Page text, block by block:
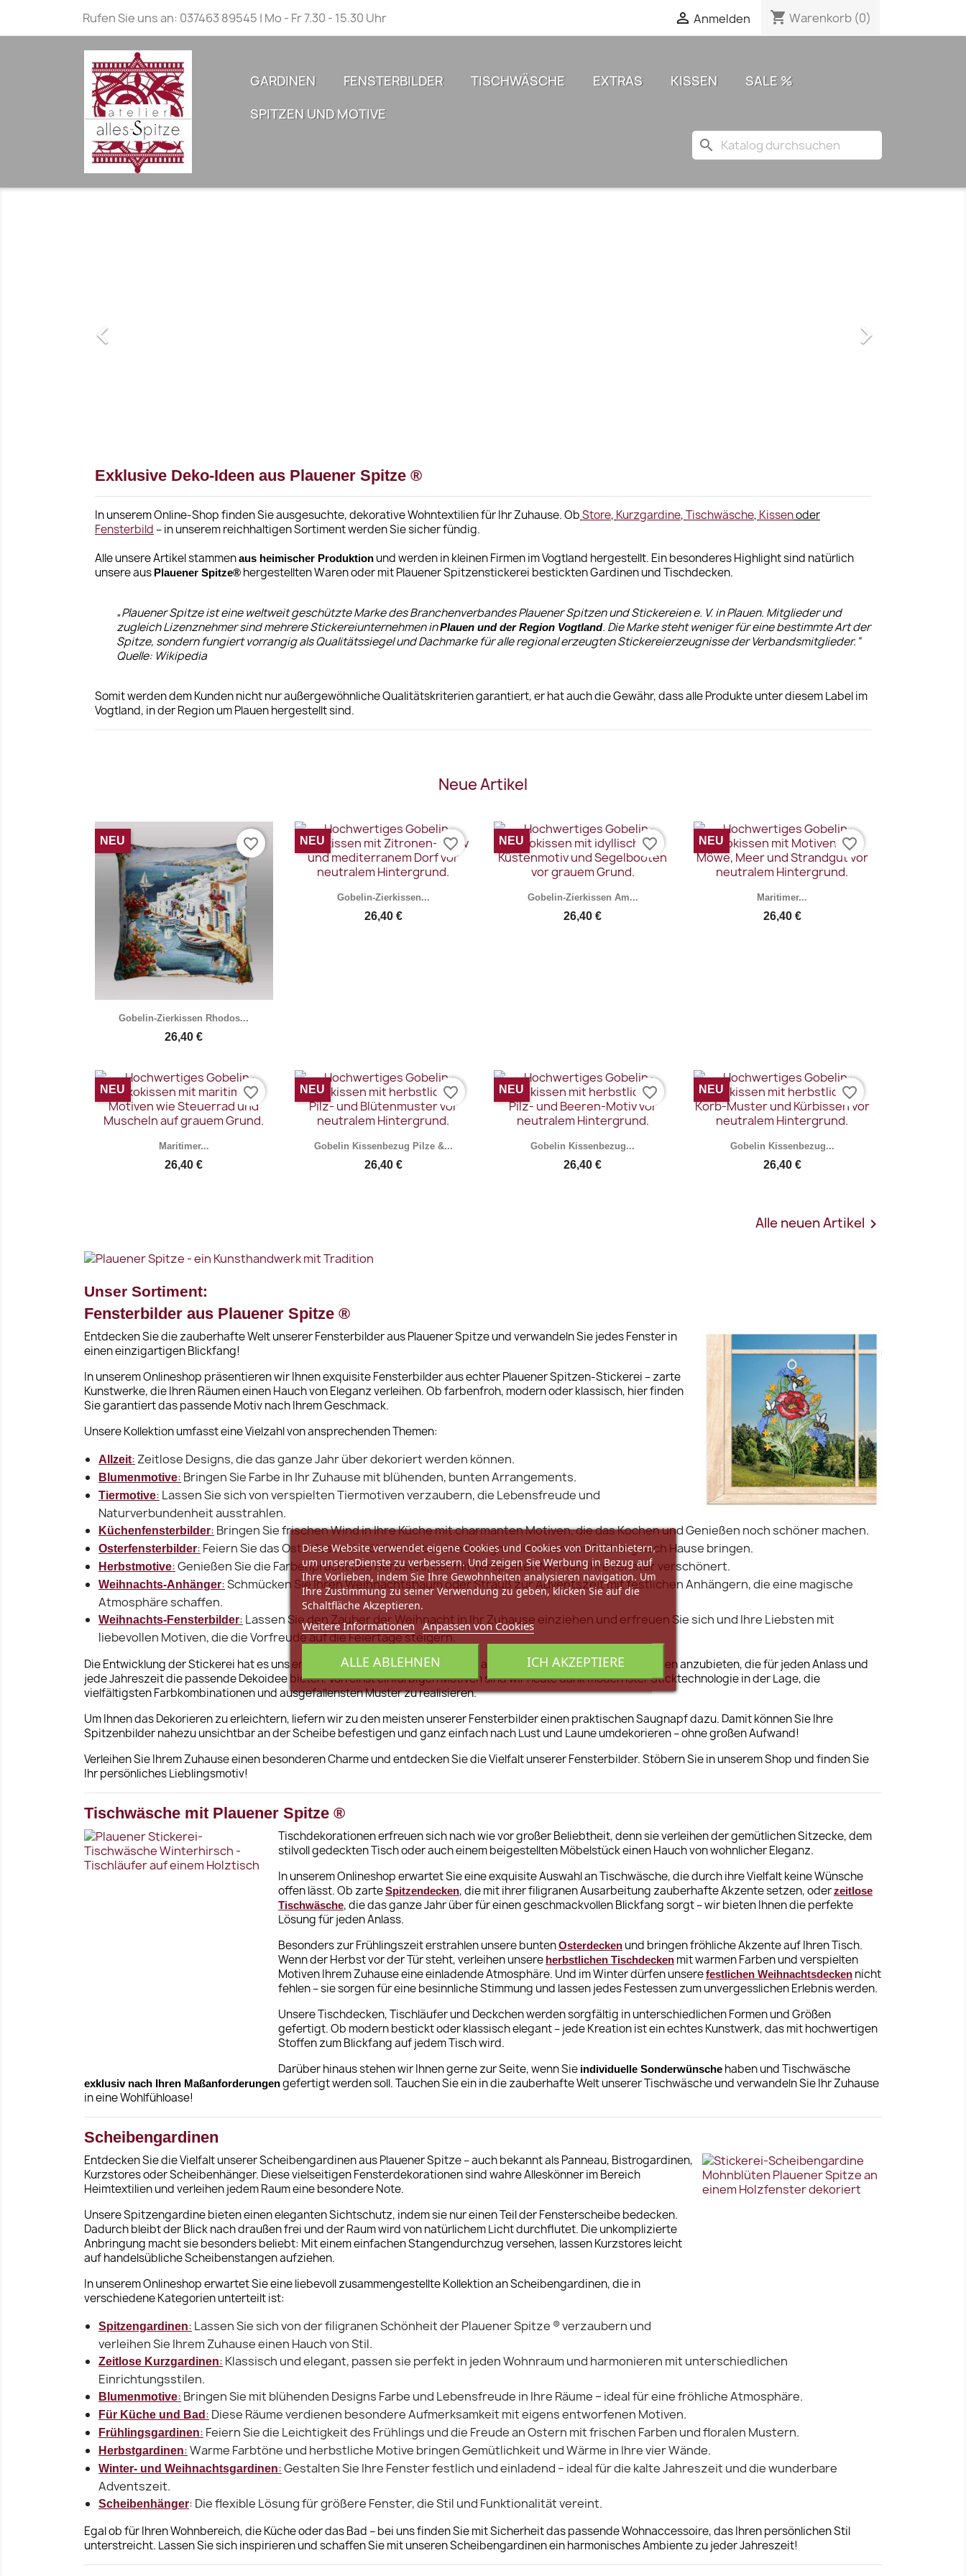
Rufen Sie uns an: 037463 89545 | Mo - Fr 7.30 - 15.30 Uhr  Anmelden shopping_cart Warenkorb (0)
GARDINEN FENSTERBILDER TISCHWÄSCHE EXTRAS KISSEN
SALE %
SPITZEN UND MOTIVE
search
 
Exklusive Deko-Ideen aus Plauener Spitze ®
In unserem Online-Shop finden Sie ausgesuchte, dekorative Wohntextilien für Ihr Zuhause. ObStore, Kurzgardine,Tischwäsche, Kissenoder
Fensterbild – in unserem reichhaltigen Sortiment werden Sie sicher fündig.
Alle unsere Artikel stammenaus heimischer Produktion und werden in kleinen Firmen im Vogtland hergestellt. Ein besonderes Highlight sind natürlich
unsere aus Plauener Spitze® hergestellten Waren oder mit Plauener Spitzenstickerei bestickten Gardinen und Tischdecken.
„Plauener Spitze ist eine weltweit geschützte Marke des Branchenverbandes Plauener Spitzen und Stickereien e. V. in Plauen. Mitglieder und
zugleich Lizenznehmer sind mehrere Stickereiunternehmen inPlauen und der Region Vogtland. Die Marke steht weniger für eine bestimmte Art der
Spitze, sondern fungiert vorrangig als Qualitätssiegel und Dachmarke für alle regional erzeugten Stickereierzeugnisse der Verbandsmitglieder.“
Quelle: Wikipedia
Somit werden dem Kunden nicht nur außergewöhnliche Qualitätskriterien garantiert, er hat auch die Gewähr, dass alle Produkte unter diesem Label im
Vogtland, in der Region um Plauen hergestellt sind.
Neue Artikel
Vorschau
Gobelin-Zierkissen Rhodos...
26,40 €
NEU favorite_border
Gobelin-Zierkissen...
26,40 €
NEU favorite_border
Gobelin-Zierkissen Am...
26,40 €
NEU favorite_border
Maritimer...
26,40 €
NEU favorite_border
Vorschau
Maritimer...
26,40 €
NEU favorite_border
Vorschau
Gobelin Kissenbezug Pilze &...
26,40 €
NEU favorite_border
Gobelin Kissenbezug...
26,40 €
NEU favorite_border
Gobelin Kissenbezug...
26,40 €
NEU favorite_border
Alle neuen Artikel 
Unser Sortiment:
Fensterbilder aus Plauener Spitze ®
Entdecken Sie die zauberhafte Welt unserer Fensterbilder aus Plauener Spitze und verwandeln Sie jedes Fenster in
einen einzigartigen Blickfang!
In unserem Onlineshop präsentieren wir Ihnen exquisite Fensterbilder aus echter Plauener Spitzen-Stickerei – zarte
Kunstwerke, die Ihren Räumen einen Hauch von Eleganz verleihen. Ob farbenfroh, modern oder klassisch, hier finden
Sie garantiert das passende Motiv nach Ihrem Geschmack.
Unsere Kollektion umfasst eine Vielzahl von ansprechenden Themen:
Allzeit: Zeitlose Designs, die das ganze Jahr über dekoriert werden können.
Blumenmotive: Bringen Sie Farbe in Ihr Zuhause mit blühenden, bunten Arrangements.
Tiermotive: Lassen Sie sich von verspielten Tiermotiven verzaubern, die Lebensfreude und
Naturverbundenheit ausstrahlen.
Küchenfensterbilder: Bringen Sie frischen Wind in Ihre Küche mit charmanten Motiven, die das Kochen und Genießen noch schöner machen.
Osterfensterbilder: Feiern Sie das Osterfest mit fröhlichen, bunten Designs, die Ihnen den Frühling nach Hause bringen.
Herbstmotive:Genießen Sie die Farbenpracht des Herbstes, der mit verspielten Motiven Ihre Fenster verschönert.
Weihnachts-Anhänger:Schmücken Sie Ihren Weihnachtsbaum oder Strauß zur Adventszeit mit festlichen Anhängern, die eine magische
Atmosphäre schaffen.
Weihnachts-Fensterbilder: Lassen Sie den Zauber der Weihnacht in Ihr Zuhause einziehen und erfreuen Sie sich und Ihre Liebsten mit
liebevollen Motiven, die die Vorfreude auf die Feiertage steigern.
Die Entwicklung der Stickerei hat es uns ermöglicht, Ihnen eine breite Palette an einzigartigen Fensterdekorationen anzubieten, die für jeden Anlass und
jede Jahreszeit die passende Dekoidee bieten. Von einst einfarbigen Motiven sind wir heute dank modernster Sticktechnologie in der Lage, die
vielfältigsten Farbkombinationen und ausgefallensten Muster zu realisieren.
Um Ihnen das Dekorieren zu erleichtern, liefern wir zu den meisten unserer Fensterbilder einen praktischen Saugnapf dazu. Damit können Sie Ihre
Spitzenbilder nahezu unsichtbar an der Scheibe befestigen und ganz einfach nach Lust und Laune umdekorieren – ohne großen Aufwand!
Verleihen Sie Ihrem Zuhause einen besonderen Charme und entdecken Sie die Vielfalt unserer Fensterbilder. Stöbern Sie in unserem Shop und finden Sie
Ihr persönliches Lieblingsmotiv!
Tischwäsche mit Plauener Spitze ®
Tischdekorationen erfreuen sich nach wie vor großer Beliebtheit, denn sie verleihen der gemütlichen Sitzecke, dem
stilvoll gedeckten Tisch oder auch einem beigestellten Möbelstück einen Hauch von wohnlicher Eleganz.
In unserem Onlineshop erwartet Sie eine exquisite Auswahl an Tischwäsche, die durch ihre Vielfalt keine Wünsche
offen lässt. Ob zarteSpitzendecken, die mit ihrer filigranen Ausarbeitung zauberhafte Akzente setzen, oderzeitlose
Tischwäsche, die das ganze Jahr über für einen geschmackvollen Blickfang sorgt – wir bieten Ihnen die perfekte
Lösung für jeden Anlass.
Besonders zur Frühlingszeit erstrahlen unsere buntenOsterdecken und bringen fröhliche Akzente auf Ihren Tisch.
Wenn der Herbst vor der Tür steht, verleihen unsere herbstlichen Tischdecken mit warmen Farben und verspielten
Motiven Ihrem Zuhause eine einladende Atmosphäre. Und im Winter dürfen unserefestlichen Weihnachtsdecken nicht
fehlen – sie sorgen für eine besinnliche Stimmung und lassen jedes Festessen zum unvergesslichen Erlebnis werden.
Unsere Tischdecken, Tischläufer und Deckchen werden sorgfältig in unterschiedlichen Formen und Größen
gefertigt. Ob modern bestickt oder klassisch elegant – jede Kreation ist ein echtes Kunstwerk, das mit hochwertigen
Stoffen zum Blickfang auf jedem Tisch wird.
Darüber hinaus stehen wir Ihnen gerne zur Seite, wenn Sie individuelle Sonderwünsche haben und Tischwäsche
exklusiv nach Ihren Maßanforderungengefertigt werden soll. Tauchen Sie ein in die zauberhafte Welt unserer Tischwäsche und verwandeln Sie Ihr Zuhause
in eine Wohlfühloase!
Scheibengardinen
Entdecken Sie die Vielfalt unserer Scheibengardinen aus Plauener Spitze – auch bekannt als Panneau, Bistrogardinen,
Kurzstores oder Scheibenhänger. Diese vielseitigen Fensterdekorationen sind wahre Alleskönner im Bereich
Heimtextilien und verleihen jedem Raum eine besondere Note.
Unsere Spitzengardine bieten einen eleganten Sichtschutz, indem sie nur einen Teil der Fensterscheibe bedecken.
Dadurch bleibt der Blick nach draußen frei und der Raum wird von natürlichem Licht durchflutet. Die unkomplizierte
Anbringung macht sie besonders beliebt: Mit einem einfachen Stangendurchzug versehen, lassen Kurzstores leicht
auf handelsübliche Scheibenstangen aufziehen.
In unserem Onlineshop erwartet Sie eine liebevoll zusammengestellte Kollektion an Scheibengardinen, die in
verschiedene Kategorien unterteilt ist:
Spitzengardinen: Lassen Sie sich von der filigranen Schönheit der Plauener Spitze ® verzaubern und
verleihen Sie Ihrem Zuhause einen Hauch von Stil.
Zeitlose Kurzgardinen: Klassisch und elegant, passen sie perfekt in jeden Wohnraum und harmonieren mit unterschiedlichen
Einrichtungsstilen.
Blumenmotive: Bringen Sie mit blühenden Designs Farbe und Lebensfreude in Ihre Räume – ideal für eine fröhliche Atmosphäre.
Für Küche und Bad : Diese Räume verdienen besondere Aufmerksamkeit mit eigens entworfenen Motiven.
Frühlingsgardinen: Feiern Sie die Leichtigkeit des Frühlings und die Freude an Ostern mit frischen Farben und floralen Mustern.
Herbstgardinen:Warme Farbtöne und herbstliche Motive bringen Gemütlichkeit und Wärme in Ihre vier Wände.
Winter- und Weihnachtsgardinen:Gestalten Sie Ihre Fenster festlich und einladend – ideal für die kalte Jahreszeit und die wunderbare
Adventszeit.
Scheibenhänger: Die flexible Lösung für größere Fenster, die Stil und Funktionalität vereint.
Egal ob für Ihren Wohnbereich, die Küche oder das Bad – bei uns finden Sie mit Sicherheit das passende Wohnaccessoire, das Ihren persönlichen Stil
unterstreicht. Lassen Sie sich inspirieren und schaffen Sie mit unseren Scheibengardinen ein harmonisches Ambiente zu jeder Jahreszeit!
Diese Website verwendet eigene Cookies und Cookies von Drittanbietern,
um unsereDienste zu verbessern. Und zeigen Sie Werbung in Bezug auf
Ihre Vorlieben, indem Sie Ihre Gewohnheiten analysieren navigation. Um
Ihre Zustimmung zu seiner Verwendung zu geben, klicken Sie auf die
Schaltfläche Akzeptieren.
Weitere Informationen Anpassen von Cookies
ALLE ABLEHNEN ICH AKZEPTIERE